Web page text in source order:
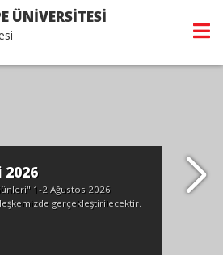
ÜNİVERSİTESİ
2026
1-2 Ağustos 2026
gerçekleştirilecektir.